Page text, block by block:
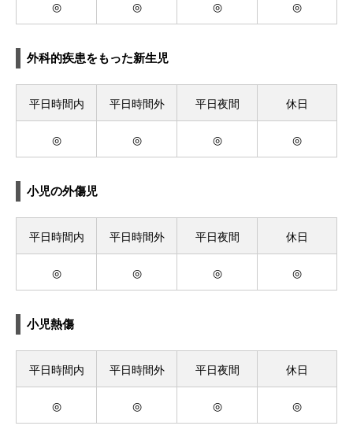
◎ ◎ ◎ ◎
外科的疾患をもった新生児
平日時間内 平日時間外 平日夜間 休日
◎ ◎ ◎ ◎
小児の外傷児
平日時間内 平日時間外 平日夜間 休日
◎ ◎ ◎ ◎
小児熱傷
平日時間内 平日時間外 平日夜間 休日
◎ ◎ ◎ ◎